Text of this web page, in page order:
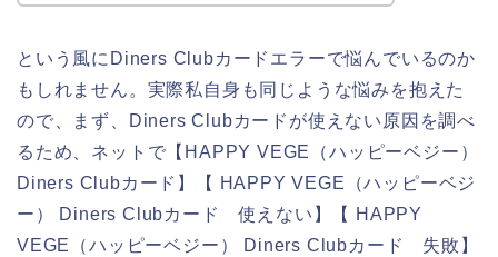
という風にDiners Clubカードエラーで悩んでいるのか
もしれません。実際私自身も同じような悩みを抱えた
ので、まず、Diners Clubカードが使えない原因を調べ
るため、ネットで【HAPPY VEGE（ハッピーベジー）
Diners Clubカード】【 HAPPY VEGE（ハッピーベジ
ー） Diners Clubカード 使えない】【 HAPPY
VEGE（ハッピーベジー） Diners Clubカード 失敗】